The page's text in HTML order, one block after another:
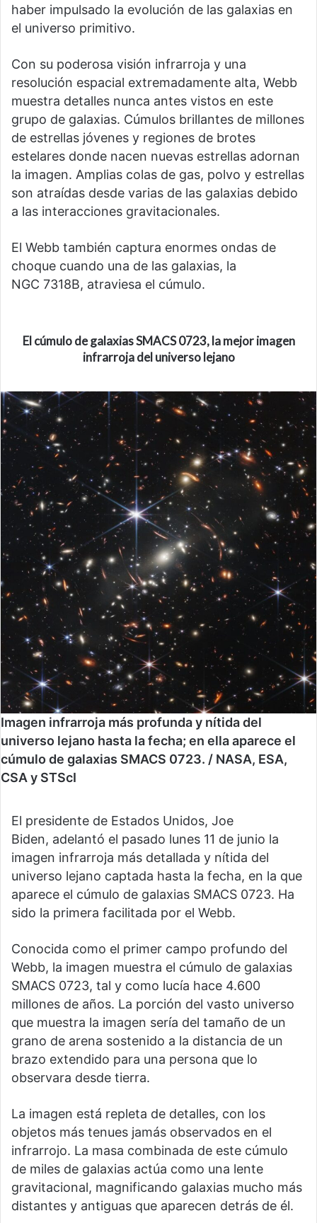
haber impulsado la evolución de las galaxias en
el universo primitivo.
Con su poderosa visión infrarroja y una
resolución espacial extremadamente alta, Webb
muestra detalles nunca antes vistos en este
grupo de galaxias. Cúmulos brillantes de millones
de estrellas jóvenes y regiones de brotes
estelares donde nacen nuevas estrellas adornan
la imagen. Amplias colas de gas, polvo y estrellas
son atraídas desde varias de las galaxias debido
a las interacciones gravitacionales.
El Webb también captura enormes ondas de
choque cuando una de las galaxias, la
NGC 7318B, atraviesa el cúmulo.
El cúmulo de galaxias SMACS 0723, la mejor imagen
infrarroja del universo lejano
Imagen infrarroja más profunda y nítida del
universo lejano hasta la fecha; en ella aparece el
cúmulo de galaxias SMACS 0723. / NASA, ESA,
CSA y STScI
El presidente de Estados Unidos, Joe
Biden, adelantó el pasado lunes 11 de junio la
imagen infrarroja más detallada y nítida del
universo lejano captada hasta la fecha, en la que
aparece el cúmulo de galaxias SMACS 0723. Ha
sido la primera facilitada por el Webb.
Conocida como el primer campo profundo del
Webb, la imagen muestra el cúmulo de galaxias
SMACS 0723, tal y como lucía hace 4.600
millones de años. La porción del vasto universo
que muestra la imagen sería del tamaño de un
grano de arena sostenido a la distancia de un
brazo extendido para una persona que lo
observara desde tierra.
La imagen está repleta de detalles, con los
objetos más tenues jamás observados en el
infrarrojo. La masa combinada de este cúmulo
de miles de galaxias actúa como una lente
gravitacional, magnificando galaxias mucho más
distantes y antiguas que aparecen detrás de él.